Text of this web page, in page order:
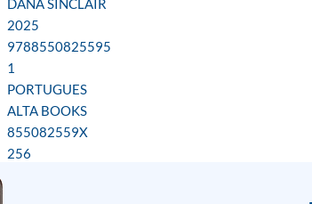
DANA SINCLAIR
2025
9788550825595
1
PORTUGUES
ALTA BOOKS
855082559X
256